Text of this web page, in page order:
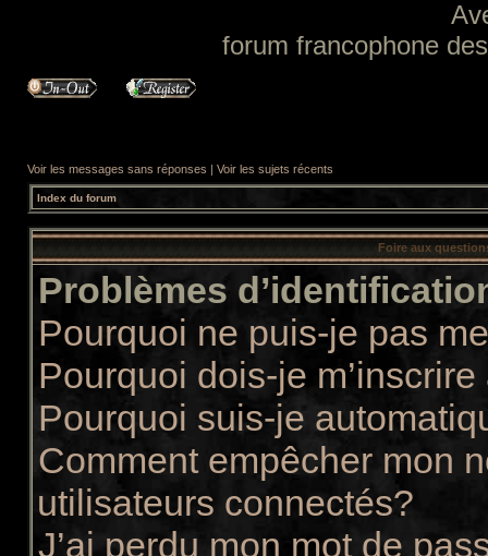
forum francophone
Voir les messages sans réponses | Voir les sujets récents
Index du forum
Foire aux
Problèmes
Pourquoi ne puis-je pas
Pourquoi dois-je
Pourquoi suis-je
Comment empêcher mon
utilisateurs connectés?
J’ai perdu mon mot de